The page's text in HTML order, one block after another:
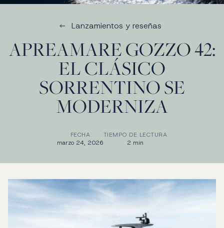
Lanzamientos y reseñas
APREAMARE GOZZO 42:
EL CLÁSICO
SORRENTINO SE
MODERNIZA
FECHA
marzo 24, 2026
TIEMPO DE LECTURA
2 min